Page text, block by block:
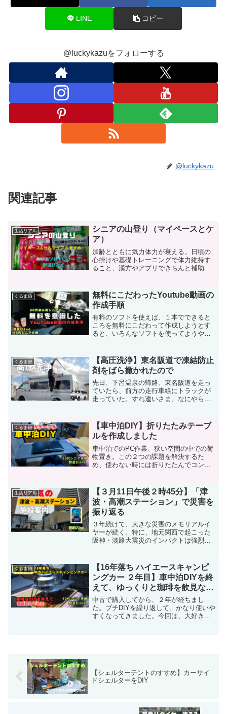
LINE コピー
@luckykazuをフォローする
@luckykazu
関連記事
生活リアル
シニアの山登り（マイペースとケ
ア）
加齢とともに気力体力が衰える。日頃の
心掛けや基礎トレーニングで体力維持す
ること、漢方やアプリできちんと補助す
くるま旅
無料にこだわったYoutube動画の
作成手順
有料のソフトを使えば、１本でできると
ころを無料にこだわって作成しようとす
ると、いろんなソフトを使ってようやく
れるものである。初心者の私の動画作成
の様子を記録に留めておきたい。
くるま旅
【高圧洗浄】東名阪道で凍結防止
剤をばら撒かれたので
先日、下呂温泉の帰路、東名阪道を走っ
ていたら、前方の走行車線にトラックが
走っていた。すれ違いさま、なにやら白
トリウムを散布していることもあるの
で、山岳地帯、雪国に行ったときには、
下回りの洗浄は必要だ。
くるま旅
【車中泊DIY】折りたたみテーブ
ルを作成しました
車中泊でのPC作業、狭い空間の中での荷
物置き。この２つの課題を解決するた
め、使わない時には折りたたんでコンパ
生活リアル
【３月11日午後２時45分】「津
波・高潮ステーション」で災害を
振り返る
３年続けて、大きな災害のメモリアルイ
ヤーが続く。特に、地元関西で起こった
阪神・淡路大震災のインパクトは強烈だ
号の襲来、国道169号の崩土による通行止
めなど、いつどんな災害が起きてもおか
しくない。この機会に、大阪市西区にあ
る「津波・高潮ステーション」を訪れ
た。災害を振り返り、今何が必要か、頭
を整理してみた。
くるま旅
【16年落ち ハイエースキャンピ
ングカー ２年目】車中泊DIYを終
えて、ゆっくりと珈琲を飲見なが
らご紹介
中古で購入してから、２年が経ちまし
た。プチDIYを繰り返して、かなり使いや
すくなってきました。今回は、大好きな
【シェルターテントのすすめ】カーサイ
ドシェルターをDIY